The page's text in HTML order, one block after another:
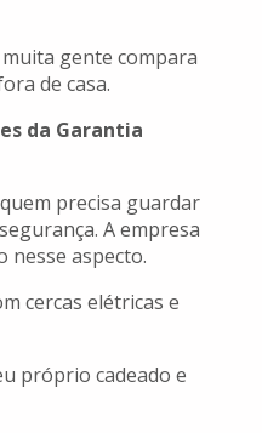
gente compara
de casa.
da Garantia
precisa guardar
A empresa
nesse aspecto.
cercas elétricas e
próprio cadeado e